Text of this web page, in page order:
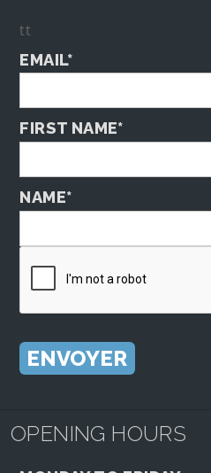
tt
EMAIL*
FIRST NAME*
NAME*
OPENING HOURS